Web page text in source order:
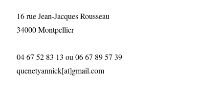
16 rue Jean-Jacques Rousseau
34000 Montpellier
04 67 52 83 13 ou 06 67 89 57 39
quenetyannick[at]gmail.com